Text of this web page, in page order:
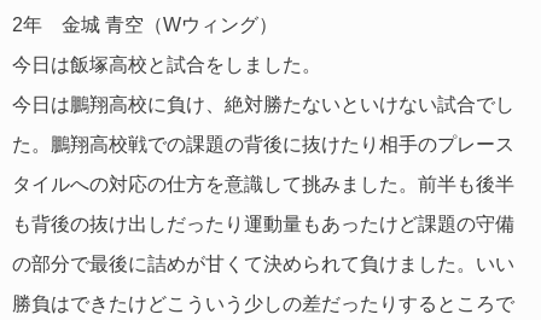
2年 金城 青空（Wウィング）
今日は飯塚高校と試合をしました。
今日は鵬翔高校に負け、絶対勝たないといけない試合でし
た。鵬翔高校戦での課題の背後に抜けたり相手のプレース
タイルへの対応の仕方を意識して挑みました。前半も後半
も背後の抜け出しだったり運動量もあったけど課題の守備
の部分で最後に詰めが甘くて決められて負けました。いい
勝負はできたけどこういう少しの差だったりするところで